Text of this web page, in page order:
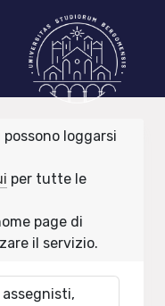
loggarsi
per tutte le
page di
il servizio.